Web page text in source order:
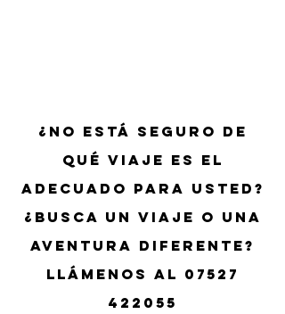
¿No está seguro de
qué viaje es el
adecuado para usted?
¿Busca un viaje o una
aventura diferente?
Llámenos al 07527
422055